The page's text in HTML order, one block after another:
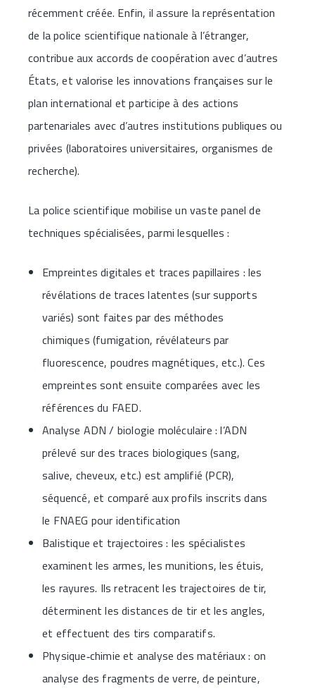
récemment créée. Enfin, il assure la représentation
de la police scientifique nationale à l’étranger,
contribue aux accords de coopération avec d’autres
États, et valorise les innovations françaises sur le
plan international et participe à des actions
partenariales avec d’autres institutions publiques ou
privées (laboratoires universitaires, organismes de
recherche).
La police scientifique mobilise un vaste panel de
techniques spécialisées, parmi lesquelles :
Empreintes digitales et traces papillaires : les
révélations de traces latentes (sur supports
variés) sont faites par des méthodes
chimiques (fumigation, révélateurs par
fluorescence, poudres magnétiques, etc.). Ces
empreintes sont ensuite comparées avec les
références du FAED.
Analyse ADN / biologie moléculaire : l’ADN
prélevé sur des traces biologiques (sang,
salive, cheveux, etc.) est amplifié (PCR),
séquencé, et comparé aux profils inscrits dans
le FNAEG pour identification
Balistique et trajectoires : les spécialistes
examinent les armes, les munitions, les étuis,
les rayures. Ils retracent les trajectoires de tir,
déterminent les distances de tir et les angles,
et effectuent des tirs comparatifs.
Physique‑chimie et analyse des matériaux : on
analyse des fragments de verre, de peinture,